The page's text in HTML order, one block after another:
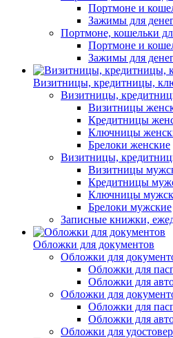
Портмоне и
Зажимы для
Портмоне, кошельки
Портмоне и
Зажимы для
Визитницы, кредитницы,
Визитницы,
Визитницы
Кредитницы
Ключницы
Брелоки женские
Визитницы,
Визитницы
Кредитницы
Ключницы
Брелоки мужские
Записные книжки,
Обложки для документов
Обложки для
Обложки для
Обложки для
Обложки для
Обложки для
Обложки для
Обложки для